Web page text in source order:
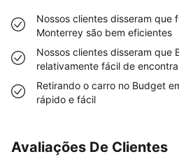
Nossos clientes disseram que
Monterrey são bem eficientes
Nossos clientes disseram que
relativamente fácil de
Retirando o carro no Budget
rápido e fácil
Avaliações De Clientes